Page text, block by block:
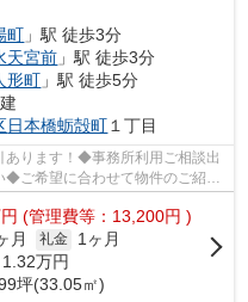
町 」駅 徒歩3分
天宮前 」駅 徒歩3分
形町 」駅 徒歩5分
日本橋蛎殻町１丁目
ります！◆事務所利用ご相談出
ご希望に合わせて物件のご紹介
円 (管理費等：13,200円 )
月 礼金 1ヶ月
1.32万円
坪(33.05㎡)